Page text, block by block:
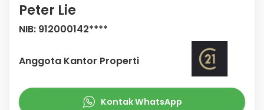
Peter Lie
NIB: 912000142****
Anggota Kantor Properti
Kontak WhatsApp